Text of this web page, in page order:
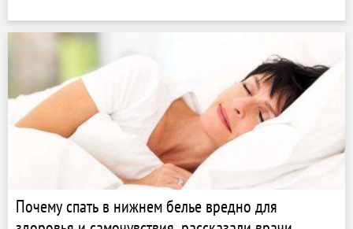
Почему спать в нижнем белье вредно для